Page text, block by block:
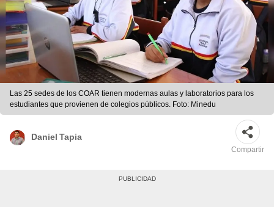
Las 25 sedes de los COAR tienen modernas aulas y laboratorios para los
estudiantes que provienen de colegios públicos. Foto: Minedu
Daniel Tapia
Compartir